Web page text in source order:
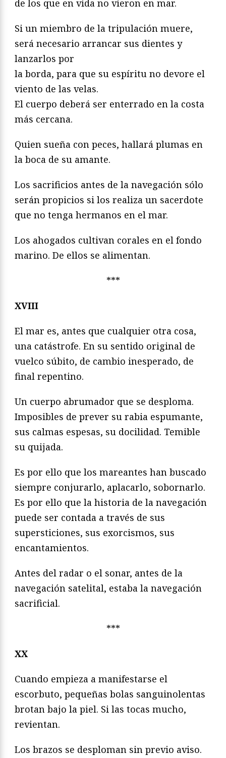
de los que en vida no vieron en mar.
Si un miembro de la tripulación muere,
será necesario arrancar sus dientes y
lanzarlos por
la borda, para que su espíritu no devore el
viento de las velas.
El cuerpo deberá ser enterrado en la costa
más cercana.
Quien sueña con peces, hallará plumas en
la boca de su amante.
Los sacrificios antes de la navegación sólo
serán propicios si los realiza un sacerdote
que no tenga hermanos en el mar.
Los ahogados cultivan corales en el fondo
marino. De ellos se alimentan.
***
XVIII
El mar es, antes que cualquier otra cosa,
una catástrofe. En su sentido original de
vuelco súbito, de cambio inesperado, de
final repentino.
Un cuerpo abrumador que se desploma.
Imposibles de prever su rabia espumante,
sus calmas espesas, su docilidad. Temible
su quijada.
Es por ello que los mareantes han buscado
siempre conjurarlo, aplacarlo, sobornarlo.
Es por ello que la historia de la navegación
puede ser contada a través de sus
supersticiones, sus exorcismos, sus
encantamientos.
Antes del radar o el sonar, antes de la
navegación satelital, estaba la navegación
sacrificial.
***
XX
Cuando empieza a manifestarse el
escorbuto, pequeñas bolas sanguinolentas
brotan bajo la piel. Si las tocas mucho,
revientan.
Los brazos se desploman sin previo aviso.